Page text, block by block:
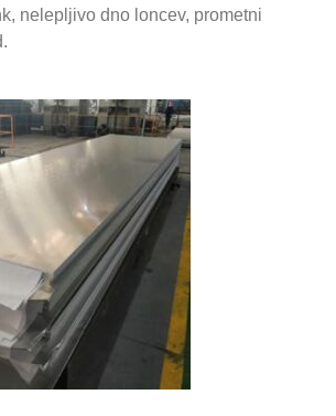
nelepljivo dno loncev, prometni